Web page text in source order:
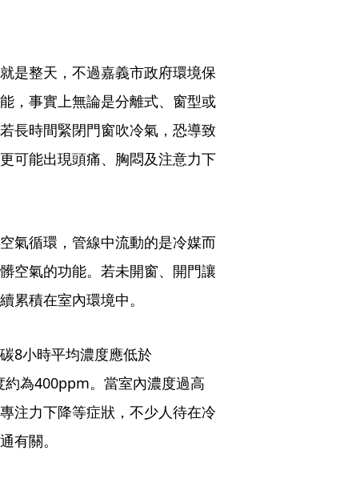
是整天，不過嘉義市政府環境保
，事實上無論是分離式、窗型或
長時間緊閉門窗吹冷氣，恐導致
可能出現頭痛、胸悶及注意力下
氣循環，管線中流動的是冷媒而
空氣的功能。若未開窗、開門讓
累積在室內環境中。
8小時平均濃度應低於
為400ppm。當室內濃度過高
注力下降等症狀，不少人待在冷
有關。